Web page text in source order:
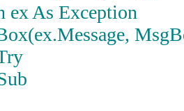
ex As Exception